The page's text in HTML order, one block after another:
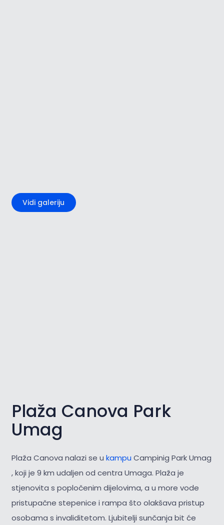
Vidi galeriju
Plaža Canova Park
Umag
Plaža Canova nalazi se u kampu Campinig Park Umag
, koji je 9 km udaljen od centra Umaga. Plaža je
stjenovita s popločenim dijelovima, a u more vode
pristupačne stepenice i rampa što olakšava pristup
osobama s invaliditetom. Ljubitelji sunčanja bit će